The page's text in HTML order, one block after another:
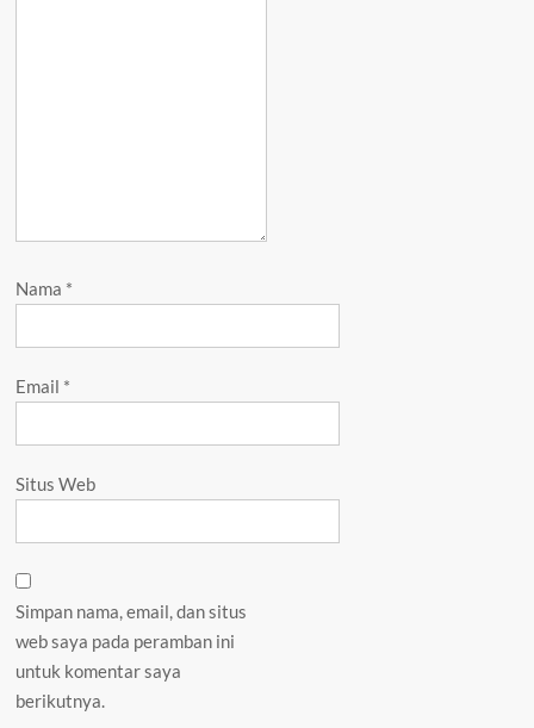
Nama *
Email *
Situs Web
Simpan nama, email, dan situs
web saya pada peramban ini
untuk komentar saya
berikutnya.